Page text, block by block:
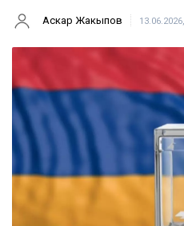
Аскар Жакыпов